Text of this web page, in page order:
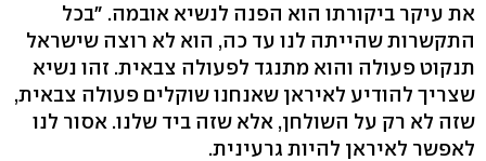
את עיקר ביקורתו הוא הפנה לנשיא אובמה. "בכל
התקשרות שהייתה לנו עד כה, הוא לא רוצה שישראל
תנקוט פעולה והוא מתנגד לפעולה צבאית. זהו נשיא
שצריך להודיע לאיראן שאנחנו שוקלים פעולה צבאית,
שזה לא רק על השולחן, אלא שזה ביד שלנו. אסור לנו
לאפשר לאיראן להיות גרעינית.